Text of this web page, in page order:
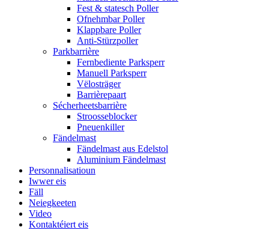
Fest & statesch Poller
Ofnehmbar Poller
Klappbare Poller
Anti-Stürzpoller
Parkbarrière
Fernbediente Parksperr
Manuell Parksperr
Vëlosträger
Barrièrepaart
Sécherheetsbarrière
Stroosseblocker
Pneuenkiller
Fändelmast
Fändelmast aus Edelstol
Aluminium Fändelmast
Personnalisatioun
Iwwer eis
Fäll
Neiegkeeten
Video
Kontaktéiert eis